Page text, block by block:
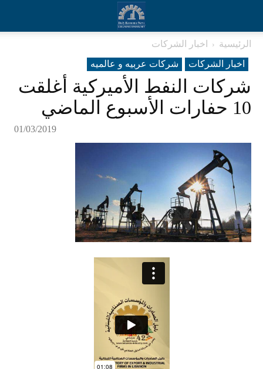
الرئيسية
اخبار الشركات
اخبار الشركات
شرکات عربیه و عالمیه
شركات النفط الأميركية أغلقت
10 حفارات الأسبوع الماضي
01/03/2019